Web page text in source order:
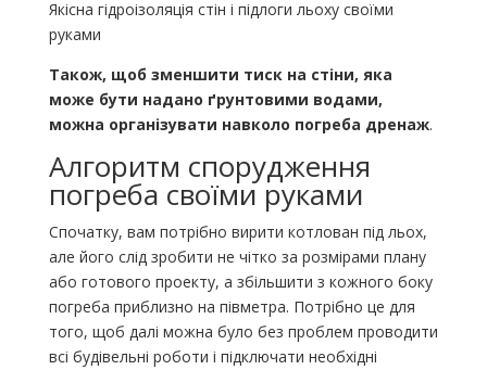
Якісна гідроізоляція стін і підлоги льоху своїми
руками
Також, щоб зменшити тиск на стіни, яка
може бути надано ґрунтовими водами,
можна організувати навколо погреба дренаж.
Алгоритм спорудження
погреба своїми руками
Спочатку, вам потрібно вирити котлован під льох,
але його слід зробити не чітко за розмірами плану
або готового проекту, а збільшити з кожного боку
погреба приблизно на півметра. Потрібно це для
того, щоб далі можна було без проблем проводити
всі будівельні роботи і підключати необхідні